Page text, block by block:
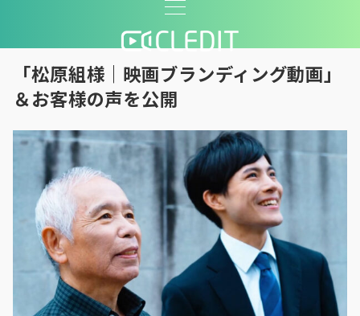
「松原組様｜映画ブランディング動画」
＆お客様の声を公開